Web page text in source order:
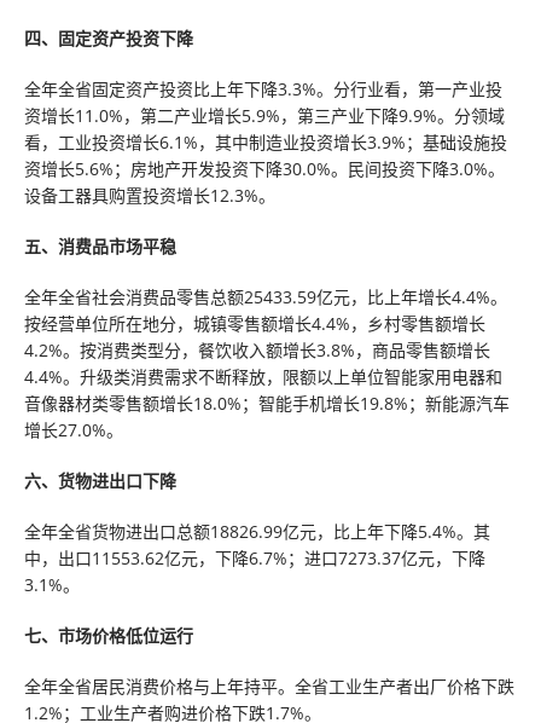
四、固定资产投资下降
全年全省固定资产投资比上年下降3.3%。分行业看，第一产业投
资增长11.0%，第二产业增长5.9%，第三产业下降9.9%。分领域
看，工业投资增长6.1%，其中制造业投资增长3.9%；基础设施投
资增长5.6%；房地产开发投资下降30.0%。民间投资下降3.0%。
设备工器具购置投资增长12.3%。
五、消费品市场平稳
全年全省社会消费品零售总额25433.59亿元，比上年增长4.4%。
按经营单位所在地分，城镇零售额增长4.4%，乡村零售额增长
4.2%。按消费类型分，餐饮收入额增长3.8%，商品零售额增长
4.4%。升级类消费需求不断释放，限额以上单位智能家用电器和
音像器材类零售额增长18.0%；智能手机增长19.8%；新能源汽车
增长27.0%。
六、货物进出口下降
全年全省货物进出口总额18826.99亿元，比上年下降5.4%。其
中，出口11553.62亿元，下降6.7%；进口7273.37亿元，下降
3.1%。
七、市场价格低位运行
全年全省居民消费价格与上年持平。全省工业生产者出厂价格下跌
1.2%；工业生产者购进价格下跌1.7%。